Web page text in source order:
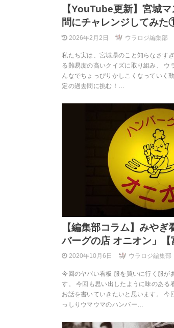
【YouTube更新】宮城
問にチャレンジしてみた
2026年2月2日 ウラロジ編集部
私たち実は、宮城県のこと知らなさす
る難易度の高いクイズに取り組み、 ウ
んなでちょっぴりかしこくなっていく
定の過去問に挑む！…
【編集部コラム】みやぎ
バーグの店 オニオン」【
2020年10月6日 ウラロジ編集部
今回のヤバい看板 服を買いに行く服が
す。 今回も思い出したように味のある
お話を書いていきたいと思います。
っしりウマウマのハンバー…